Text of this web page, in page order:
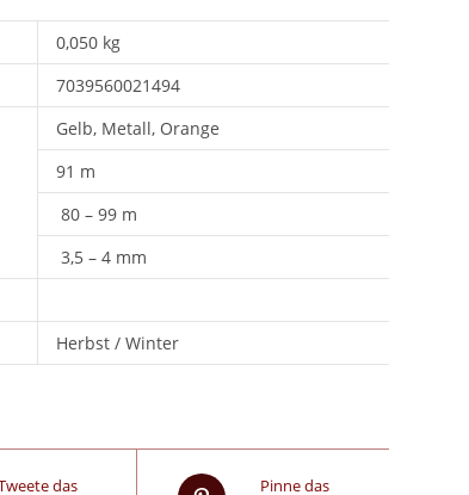
0,050 kg
7039560021494
Gelb, Metall, Orange
91 m
80 – 99 m
3,5 – 4 mm
Herbst / Winter
das Pinne das